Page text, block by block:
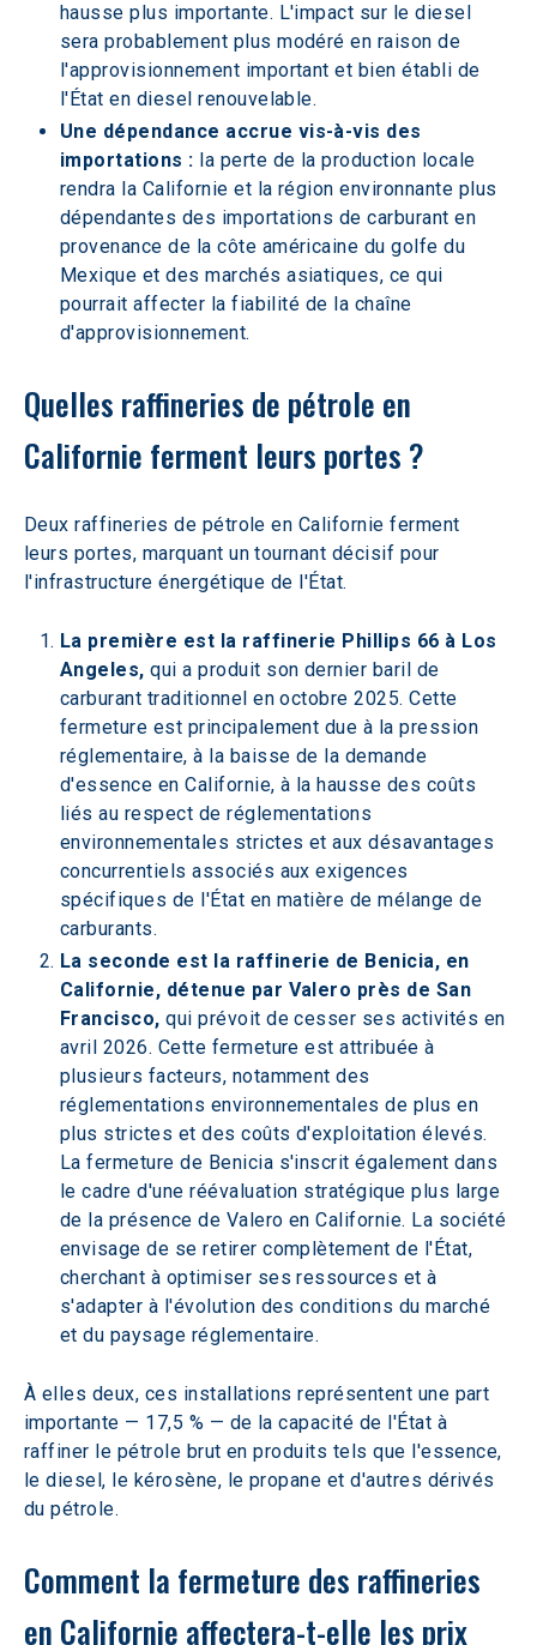
hausse plus importante. L'impact sur le diesel
sera probablement plus modéré en raison de
l'approvisionnement important et bien établi de
l'État en diesel renouvelable.
Une dépendance accrue vis-à-vis des
importations : la perte de la production locale
rendra la Californie et la région environnante plus
dépendantes des importations de carburant en
provenance de la côte américaine du golfe du
Mexique et des marchés asiatiques, ce qui
pourrait affecter la fiabilité de la chaîne
d'approvisionnement.
Quelles raffineries de pétrole en
Californie ferment leurs portes ?
Deux raffineries de pétrole en Californie ferment
leurs portes, marquant un tournant décisif pour
l'infrastructure énergétique de l'État.
La première est la raffinerie Phillips 66 à Los
Angeles, qui a produit son dernier baril de
carburant traditionnel en octobre 2025. Cette
fermeture est principalement due à la pression
réglementaire, à la baisse de la demande
d'essence en Californie, à la hausse des coûts
liés au respect de réglementations
environnementales strictes et aux désavantages
concurrentiels associés aux exigences
spécifiques de l'État en matière de mélange de
carburants.
La seconde est la raffinerie de Benicia, en
Californie, détenue par Valero près de San
Francisco, qui prévoit de cesser ses activités en
avril 2026. Cette fermeture est attribuée à
plusieurs facteurs, notamment des
réglementations environnementales de plus en
plus strictes et des coûts d'exploitation élevés.
La fermeture de Benicia s'inscrit également dans
le cadre d'une réévaluation stratégique plus large
de la présence de Valero en Californie. La société
envisage de se retirer complètement de l'État,
cherchant à optimiser ses ressources et à
s'adapter à l'évolution des conditions du marché
et du paysage réglementaire.
À elles deux, ces installations représentent une part
importante — 17,5 % — de la capacité de l'État à
raffiner le pétrole brut en produits tels que l'essence,
le diesel, le kérosène, le propane et d'autres dérivés
du pétrole.
Comment la fermeture des raffineries
en Californie affectera-t-elle les prix